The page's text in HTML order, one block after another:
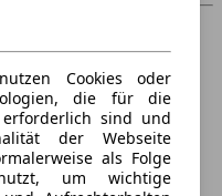
Cookies oder
die für die
sind und
der Webseite
als Folge
um wichtige